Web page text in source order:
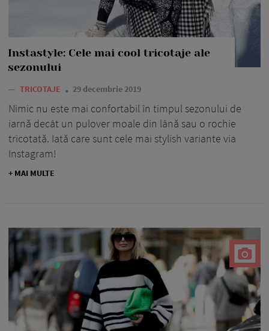
Instastyle: Cele mai cool tricotaje ale
sezonului
— TRICOTAJE 29 decembrie 2019
Nimic nu este mai confortabil în timpul sezonului de
iarnă decât un pulover moale din lână sau o rochie
tricotată. Iată care sunt cele mai stylish variante via
Instagram!
+ MAI MULTE